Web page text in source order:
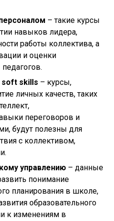
– такие курсы
навыков лидера,
работы коллектива, а
и оценки
soft skills – курсы,
личных качеств, таких
переговоров и
будут полезны для
с коллективом,
управлению – данные
понимание
планирования в школе,
образовательного
к изменениям в